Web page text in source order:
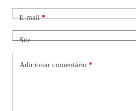
E-mail*
Site
Adicionar comentário *